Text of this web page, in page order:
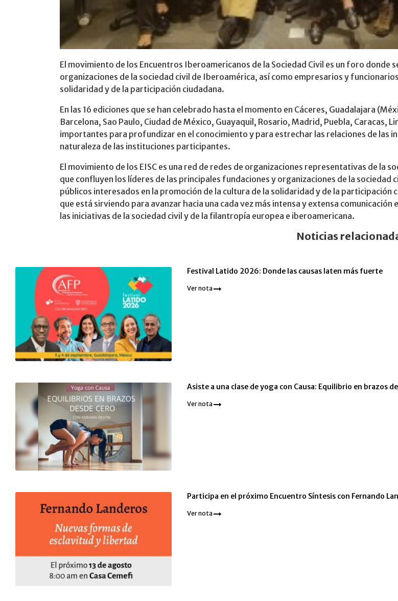
El movimiento de los Encuentros Iberoamericanos de la Sociedad Civil es un foro donde
organizaciones de la sociedad civil de Iberoamérica, así como empresarios y
solidaridad y de la participación ciudadana.
En las 16 ediciones que se han celebrado hasta el momento en Cáceres, Guadalajara
Barcelona, Sao Paulo, Ciudad de México, Guayaquil, Rosario, Madrid, Puebla, Caracas,
importantes para profundizar en el conocimiento y para estrechar las relaciones de las
naturaleza de las instituciones participantes.
El movimiento de los EISC es una red de redes de organizaciones representativas de la
que confluyen los líderes de las principales fundaciones y organizaciones de la
públicos interesados en la promoción de la cultura de la solidaridad y de la participación
que está sirviendo para avanzar hacia una cada vez más intensa y extensa
las iniciativas de la sociedad civil y de la filantropía europea e iberoamericana.
Noticias
Festival Latido 2026: Donde las causas laten más fuerte
Ver nota
Asiste a una clase de yoga con Causa: Equilibrio en brazos
Ver nota
Participa en el próximo Encuentro Síntesis con Fernando
Ver nota